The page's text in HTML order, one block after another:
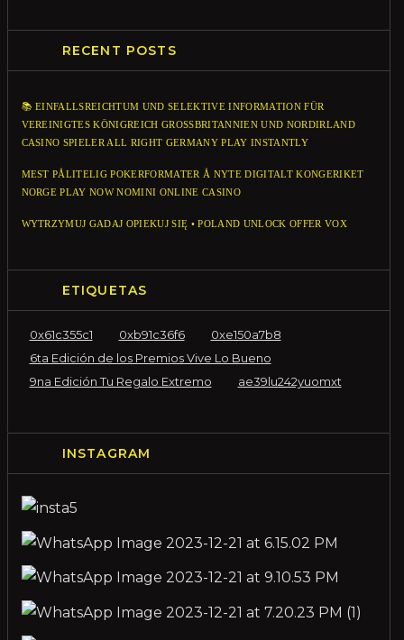
RECENT POSTS
📚 EINFALLSREICHTUM UND SELEKTIVE INFORMATION FÜR
VEREINIGTES KÖNIGREICH GROSSBRITANNIEN UND NORDIRLAND C
ASINO SPIELER ALL RIGHT GERMANY PLAY INSTANTLY
MEST PÅLITELIG POKERFORMATER Å NYTE DIGITALT KONGERIKET
NORGE PLAY NOW NOMINI ONLINE CASINO
WYTRZYMUJ GADAJ OPIEKUJ SIĘ • POLAND UNLOCK OFFER VOX
ETIQUETAS
0x61c355c1 0xb91c36f6
0xe150a7b8
6ta Edición de los Premios Vive Lo Bueno
9na Edición Tu Regalo Extremo
ae39lu242yuomxt
INSTAGRAM